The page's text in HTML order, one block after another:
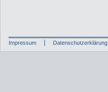
Impressum Datenschutzerklärung